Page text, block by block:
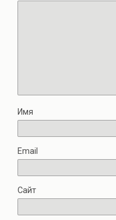
Имя
Email
Сайт